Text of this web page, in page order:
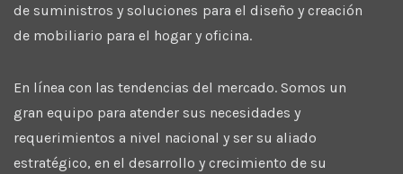
de suministros y soluciones para el diseño y creación
de mobiliario para el hogar y oficina.
En línea con las tendencias del mercado. Somos un
gran equipo para atender sus necesidades y
requerimientos a nivel nacional y ser su aliado
estratégico, en el desarrollo y crecimiento de su